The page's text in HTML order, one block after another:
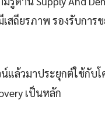
ถียรภาพ รองรับการ
ล้วมาประยุกต์ใช้กับโ
เป็นหลัก